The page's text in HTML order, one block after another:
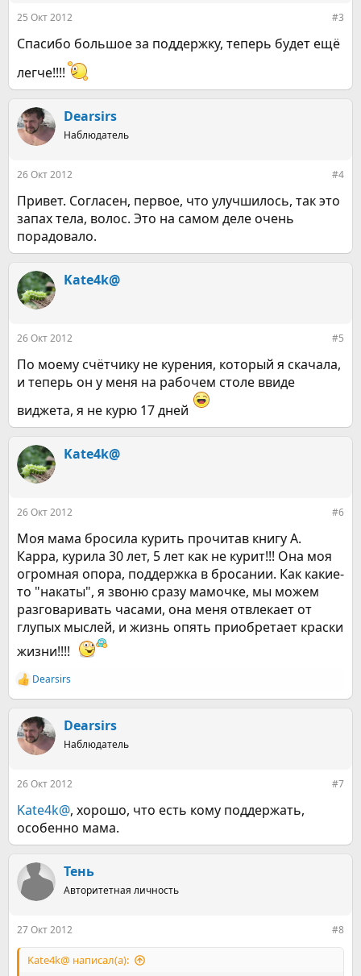
25 Окт 2012 #3
Спасибо большое за поддержку, теперь будет ещё
легче!!!!
Dearsirs
Наблюдатель
26 Окт 2012 #4
Привет. Согласен, первое, что улучшилось, так это
запах тела, волос. Это на самом деле очень
порадовало.
Kate4k@
26 Окт 2012 #5
По моему счётчику не курения, который я скачала,
и теперь он у меня на рабочем столе ввиде
виджета, я не курю 17 дней
Kate4k@
26 Окт 2012 #6
Моя мама бросила курить прочитав книгу А.
Карра, курила 30 лет, 5 лет как не курит!!! Она моя
огромная опора, поддержка в бросании. Как какие-
то "накаты", я звоню сразу мамочке, мы можем
разговаривать часами, она меня отвлекает от
глупых мыслей, и жизнь опять приобретает краски
жизни!!!!
Р
е
к
ц
и
Dearsirs
Dearsirs
Наблюдатель
26 Окт 2012 #7
Kate4k@, хорошо, что есть кому поддержать,
особенно мама.
Тень
Авторитетная личность
27 Окт 2012 #8
Kate4k@ написал(а):